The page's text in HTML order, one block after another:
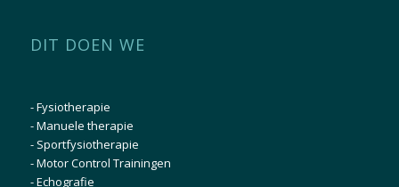
DIT DOEN WE
-Fysiotherapie
-Manuele therapie
- Sportfysiotherapie
-Motor Control Trainingen
-Echografie